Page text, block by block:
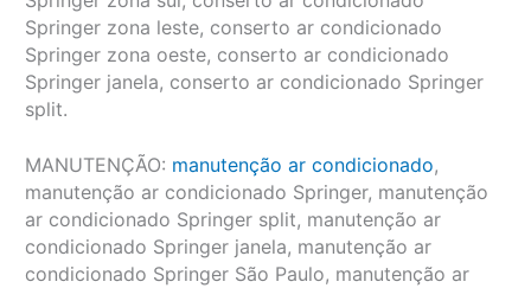
Springer zona leste, conserto ar condicionado
Springer zona oeste, conserto ar condicionado
Springer janela, conserto ar condicionado Springer
split.
MANUTENÇÃO: manutenção ar condicionado,
manutenção ar condicionado Springer, manutenção
ar condicionado Springer split, manutenção ar
condicionado Springer janela, manutenção ar
condicionado Springer São Paulo, manutenção ar